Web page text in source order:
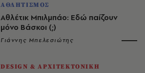
ΑΘΛΗΤΙΣΜΟΣ
Αθλέτικ Μπιλμπάο: Εδώ παίζουν
μόνο Βάσκοι (;)
Γιάννης Μπελεσιώτης
DESIGN & ΑΡΧΙΤΕΚΤΟΝΙΚΗ